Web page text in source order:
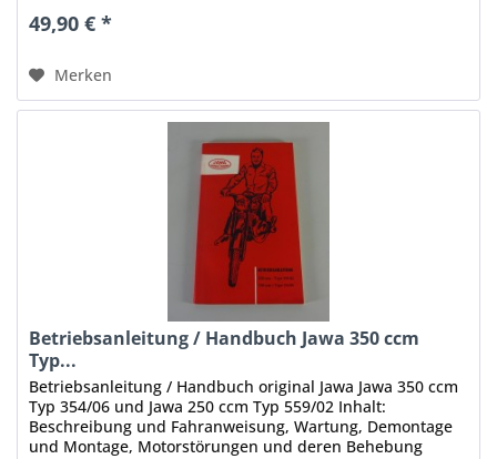
49,90 € *
Merken
Betriebsanleitung / Handbuch Jawa 350 ccm
Typ...
Betriebsanleitung / Handbuch original Jawa Jawa 350 ccm
Typ 354/06 und Jawa 250 ccm Typ 559/02 Inhalt:
Beschreibung und Fahranweisung, Wartung, Demontage
und Montage, Motorstörungen und deren Behebung